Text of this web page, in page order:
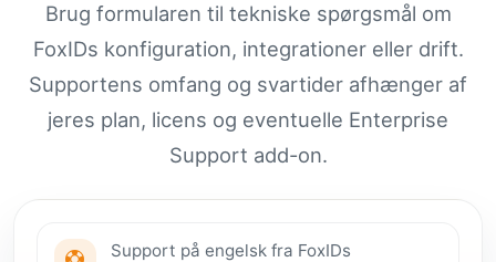
Brug formularen til tekniske spørgsmål om
FoxIDs konfiguration, integrationer eller drift.
Supportens omfang og svartider afhænger af
jeres plan, licens og eventuelle Enterprise
Support add-on.
Support på engelsk fra FoxIDs